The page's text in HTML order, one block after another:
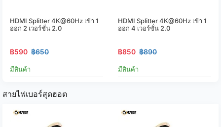
HDMI Splitter 4K@60Hz เข้า 1
ออก 2 เวอร์ชั่น 2.0
฿590 ฿650
มีสินค้า
HDMI Splitter 4K@60Hz เข้า 1
ออก 4 เวอร์ชั่น 2.0
฿850 ฿890
มีสินค้า
สายไฟเบอร์สุดฮอต